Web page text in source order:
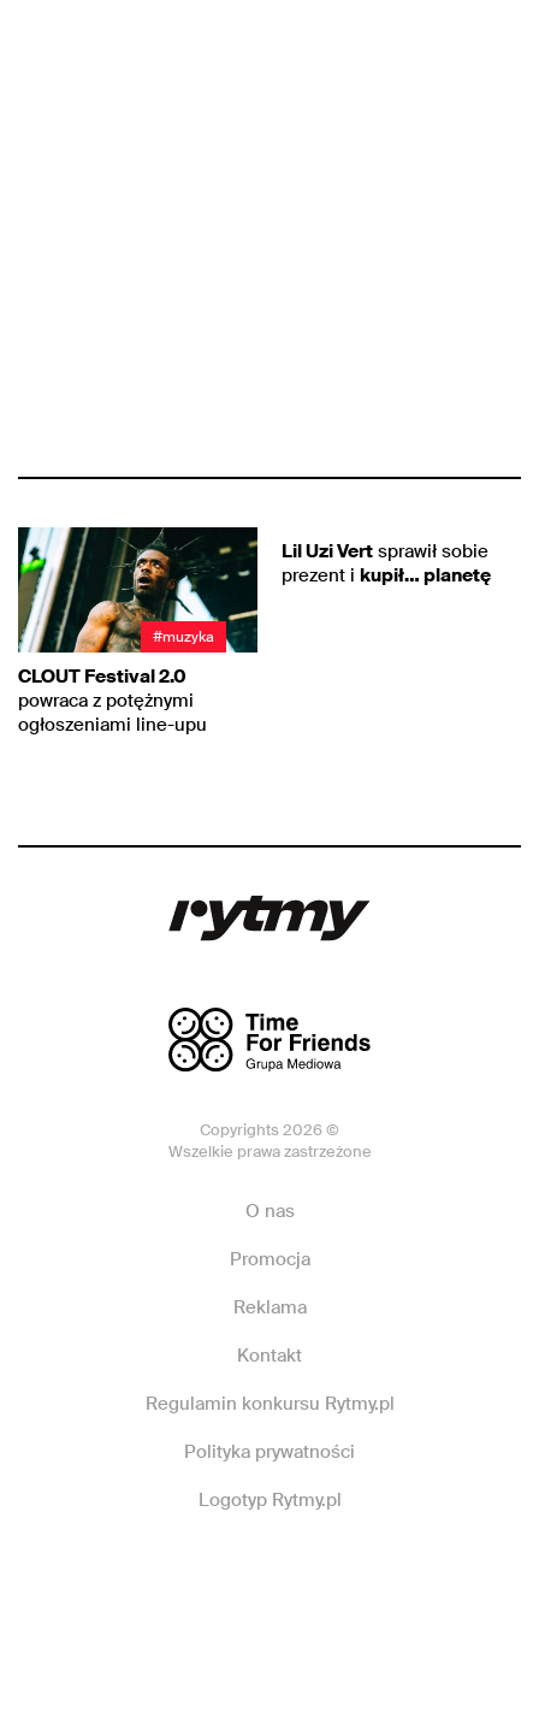
#muzyka
CLOUT Festival 2.0
powraca z potężnymi
ogłoszeniami line-upu
Lil Uzi Vert sprawił sobie
prezent i kupił… planetę
Copyrights 2026 ©
Wszelkie prawa zastrzeżone
O nas
Promocja
Reklama
Kontakt
Regulamin konkursu Rytmy.pl
Polityka prywatności
Logotyp Rytmy.pl